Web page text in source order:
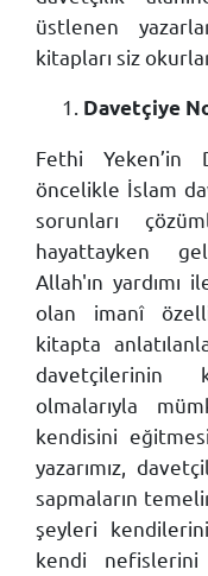
üstlenen
kitapları siz
Davetçiye
Fethi Yeken’in
öncelikle İslam
sorunları
hayattayken
Allah'ın yardımı
olan imanî
kitapta
davetçilerinin
olmalarıyla
kendisini
yazarımız,
sapmaların
şeyleri
kendi nefislerini